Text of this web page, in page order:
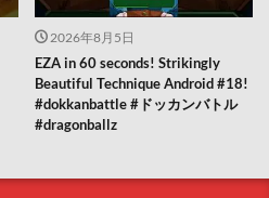
2026年8月5日
EZA in 60 seconds! Strikingly
Beautiful Technique Android #18!
#dokkanbattle #ドッカンバトル
#dragonballz